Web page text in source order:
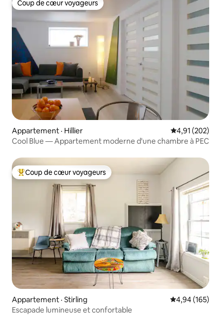
Coup de cœur voyageurs
Coup de cœur voyageurs
Appartement · Hillier Note
4,91 (202)
Cool Blue — Appartement moderne d'une chambre à PEC
Coup de cœur voyageurs parmi les plus aimés
Coup de cœur voyageurs
Appartement · Stirling Note
4,94 (165)
Escapade lumineuse et confortable